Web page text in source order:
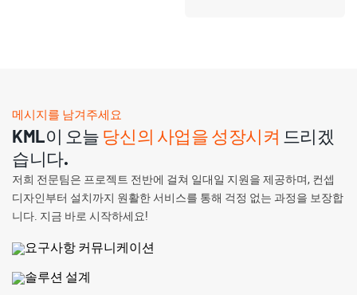
메시지를 남겨주세요
KML이 오늘 당신의 사업을 성장시켜 드리겠
습니다.
저희 전문팀은 프로젝트 전반에 걸쳐 일대일 지원을 제공하며, 컨셉
디자인부터 설치까지 원활한 서비스를 통해 걱정 없는 과정을 보장합
니다. 지금 바로 시작하세요!
요구사항 커뮤니케이션
솔루션 설계